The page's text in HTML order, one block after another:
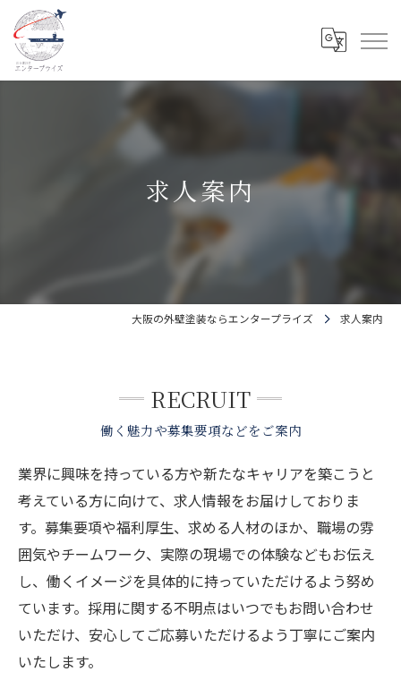
求人案内
大阪の外壁塗装ならエンタープライズ 求人案内
働く魅力や募集要項などをご案内
RECRUIT
業界に興味を持っている方や新たなキャリアを築こうと
考えている方に向けて、求人情報をお届けしておりま
す。募集要項や福利厚生、求める人材のほか、職場の雰
囲気やチームワーク、実際の現場での体験などもお伝え
し、働くイメージを具体的に持っていただけるよう努め
ています。採用に関する不明点はいつでもお問い合わせ
いただけ、安心してご応募いただけるよう丁寧にご案内
いたします。